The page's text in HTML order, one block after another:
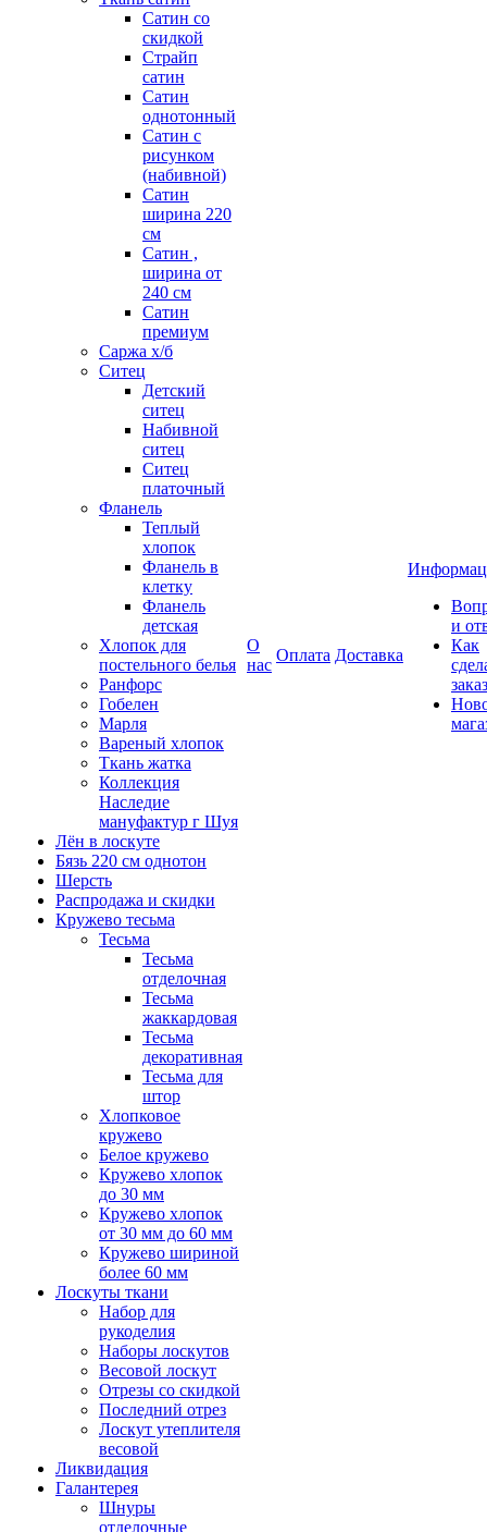
Сатин со
скидкой
Страйп
сатин
Сатин
однотонный
Сатин с
рисунком
(набивной)
Сатин
ширина 220
см
Сатин ,
ширина от
240 см
Сатин
премиум
Саржа х/б
Ситец
Детский
ситец
Набивной
ситец
Ситец
платочный
Фланель
Теплый
хлопок
Фланель в
клетку
Фланель
детская
Хлопок для
постельного белья
Ранфорс
Гобелен
Марля
Вареный хлопок
Ткань жатка
Коллекция
Наследие
мануфактур г Шуя
Лён в лоскуте
Бязь 220 см однотон
Шерсть
Распродажа и скидки
Кружево тесьма
Тесьма
Тесьма
отделочная
Тесьма
жаккардовая
Тесьма
декоративная
Тесьма для
штор
Хлопковое
кружево
Белое кружево
Кружево хлопок
до 30 мм
Кружево хлопок
от 30 мм до 60 мм
Кружево шириной
более 60 мм
Лоскуты ткани
Набор для
рукоделия
Наборы лоскутов
Весовой лоскут
Отрезы со скидкой
Последний отрез
Лоскут утеплителя
весовой
Ликвидация
Галантерея
Шнуры
отделочные
О
нас
Оплата Доставка
и
Как
заказ